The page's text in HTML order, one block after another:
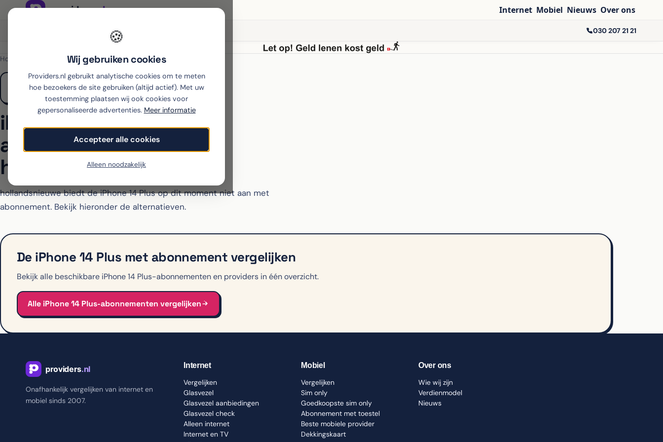
🍪
Wij gebruiken cookies
Providers.nl gebruikt analytische cookies om te meten
hoe bezoekers de site gebruiken (altijd actief). Met uw
toestemming plaatsen wij ook cookies voor
gepersonaliseerde advertenties. Meer informatie
Accepteer alle cookies
Alleen noodzakelijk
Internet Mobiel Nieuws Over ons
030 207 21 21
Home iPhone 14 Plus›hollandsnieuwe
iPhone 14 Plus met
abonnement bij
hollandsnieuwe
hollandsnieuwe biedt de iPhone 14 Plus op dit moment niet aan met
abonnement. Bekijk hieronder de alternatieven.
De iPhone 14 Plus met abonnement vergelijken
Bekijk alle beschikbare iPhone 14 Plus-abonnementen en providers in één overzicht.
Alle iPhone 14 Plus-abonnementen vergelijken
Onafhankelijk vergelijken van internet en
mobiel sinds 2007.
Internet
Vergelijken
Glasvezel
Glasvezel aanbiedingen
Glasvezel check
Alleen internet
Internet en TV
Mobiel
Vergelijken
Sim only
Goedkoopste sim only
Abonnement met toestel
Beste mobiele provider
Dekkingskaart
Over ons
Wie wij zijn
Verdienmodel
Nieuws